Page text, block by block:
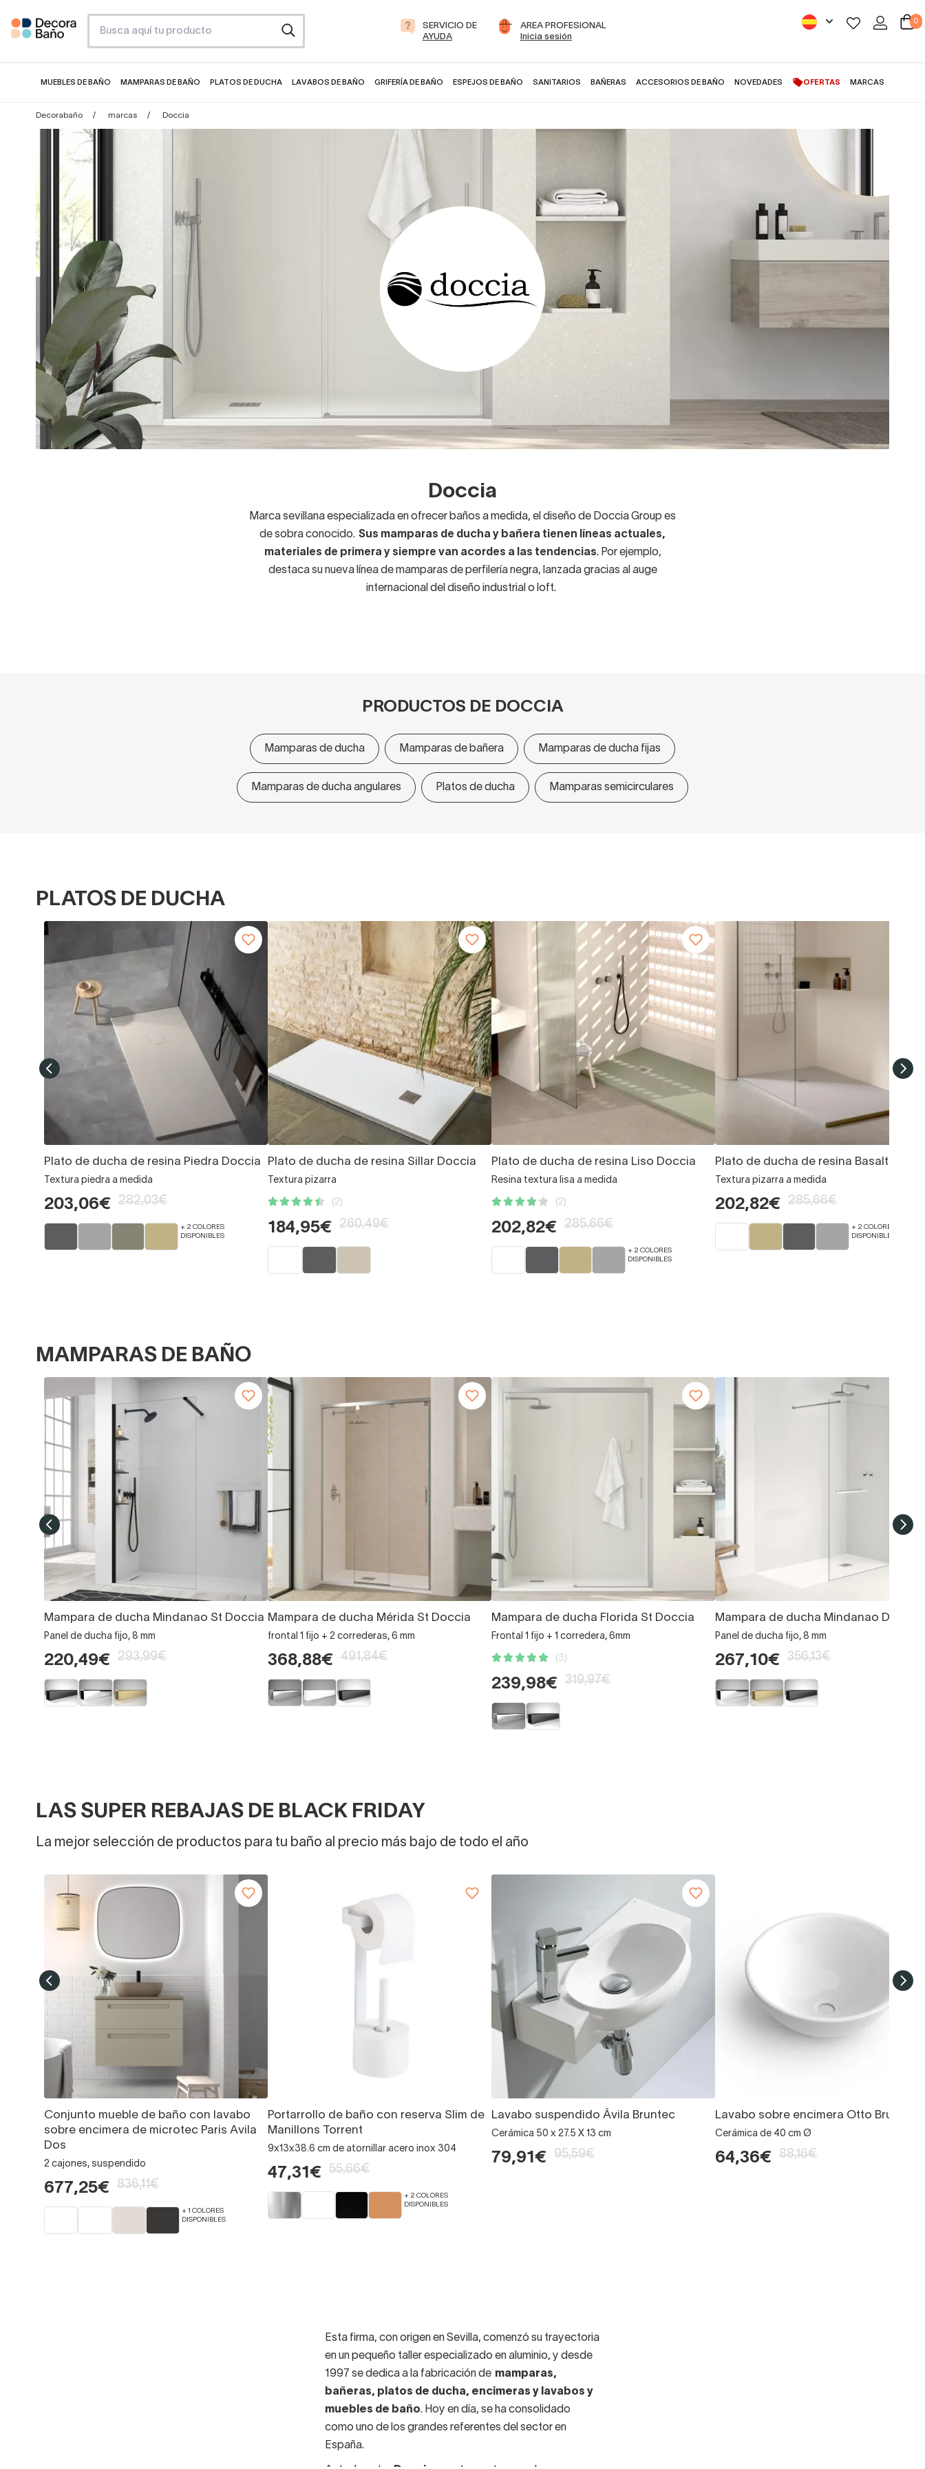
SERVICIO DE
AYUDA
AREA PROFESIONAL
Inicia sesión
0
MUEBLES DE BAÑO MAMPARAS DE BAÑO PLATOS DE DUCHA LAVABOS DE BAÑO GRIFERÍA DE BAÑO ESPEJOS DE BAÑO SANITARIOS BAÑERAS ACCESORIOS DE BAÑO NOVEDADES OFERTAS MARCAS
Decorabaño marcas Doccia
Doccia
Marca sevillana especializada en ofrecer baños a medida, el diseño de Doccia Group es
de sobra conocido. Sus mamparas de ducha y bañera tienen líneas actuales,
materiales de primera y siempre van acordes a las tendencias. Por ejemplo,
destaca su nueva línea de mamparas de perfilería negra, lanzada gracias al auge
internacional del diseño industrial o loft.
PRODUCTOS DE DOCCIA
Mamparas de ducha Mamparas de bañera Mamparas de ducha fijas
Mamparas de ducha angulares Platos de ducha Mamparas semicirculares
PLATOS DE DUCHA
Plato de ducha de resina Piedra Doccia
Textura piedra a medida
203,06€ 282,03€
+ 2 COLORES
DISPONIBLES
Plato de ducha de resina Sillar Doccia
Textura pizarra
(2)
184,95€ 260,49€
Plato de ducha de resina Liso Doccia
Resina textura lisa a medida
(2)
202,82€ 285,66€
+ 2 COLORES
DISPONIBLES
Plato de ducha de resina Basalto
Textura pizarra a medida
202,82€ 285,66€
+ 2 COLORES
DISPONIBLES
MAMPARAS DE BAÑO
Mampara de ducha Mindanao St Doccia
Panel de ducha fijo, 8 mm
220,49€ 293,99€
Mampara de ducha Mérida St Doccia
frontal 1 fijo + 2 correderas, 6 mm
368,88€ 491,84€
Mampara de ducha Florida St Doccia
Frontal 1 fijo + 1 corredera, 6mm
(3)
239,98€ 319,97€
Mampara de ducha Mindanao Doccia
Panel de ducha fijo, 8 mm
267,10€ 356,13€
LAS SUPER REBAJAS DE BLACK FRIDAY
La mejor selección de productos para tu baño al precio más bajo de todo el año
Conjunto mueble de baño con lavabo
sobre encimera de microtec Paris Avila
Dos
2 cajones, suspendido
677,25€ 836,11€
+ 1 COLORES
DISPONIBLES
Portarrollo de baño con reserva Slim de
Manillons Torrent
9x13x38.6 cm de atornillar acero inox 304
47,31€ 55,66€
+ 2 COLORES
DISPONIBLES
Lavabo suspendido Ávila Bruntec
Cerámica 50 x 27.5 X 13 cm
79,91€ 95,59€
Lavabo sobre encimera Otto Bruntec
Cerámica de 40 cm Ø
64,36€ 88,16€
Esta firma, con origen en Sevilla, comenzó su trayectoria
en un pequeño taller especializado en aluminio, y desde
1997 se dedica a la fabricación de mamparas,
bañeras, platos de ducha, encimeras y lavabos y
muebles de baño. Hoy en día, se ha consolidado
como uno de los grandes referentes del sector en
España.